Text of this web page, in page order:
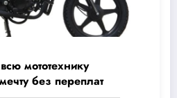
мототехнику
без переплат